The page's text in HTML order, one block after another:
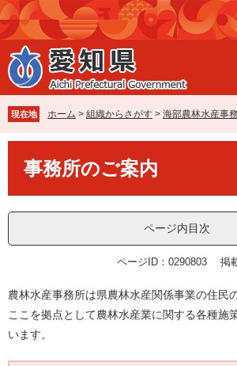
ペ
ー
ジ
の
先
で
す
。
メ
ニ
ュ
ー
を
ば
し
て
現在地 ホーム > 組織からさがす > 海部農林水産事
事務所のご案内
ページ内目次
ページID：0290803 掲
農林水産事務所は県農林水産関係事業の住民
ここを拠点として農林水産業に関する各種施
います。